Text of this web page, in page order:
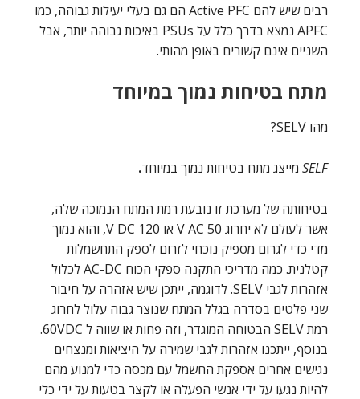
רבים שיש להם Active PFC הם גם בעלי יעילות גבוהה, כמו
APFC נמצא בדרך כלל על PSUs באיכות גבוהה יותר, אבל
השניים אינם קשורים באופן מהותי.
מתח בטיחות נמוך במיוחד
מהו SELV?
SELF מייצג מתח בטיחות נמוך במיוחד.
בטיחותה של מערכת זו נובעת רמת המתח הנמוכה שלה,
אשר לעולם לא יחרוג 50 V AC או 120 V DC, והוא נמוך
מדי כדי לגרום מספיק נוכחי לזרום לספק התחשמלות
קטלנית. כמה מדריכי התקנה ספקי הכוח AC-DC לכלול
אזהרות לגבי SELV. לדוגמה, ייתכן שיש אזהרה על חיבור
שני פלטים בסדרה בגלל המתח שנוצר גבוה עלול לחרוג
רמת SELV הבטוחה המוגדר, וזה פחות או שווה ל 60VDC.
בנוסף, ייתכנו אזהרות לגבי שמירה על היציאות ומנצחים
נגישים אחרים אספקת החשמל עם מכסה כדי למנוע מהם
להיות נגעו על ידי אנשי הפעלה או לקצר בטעות על ידי כלי